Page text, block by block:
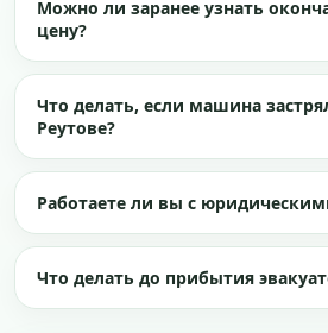
Можно ли заранее узнать
цену?
Что делать, если машина
Реутове?
Работаете ли вы с
Что делать до прибытия